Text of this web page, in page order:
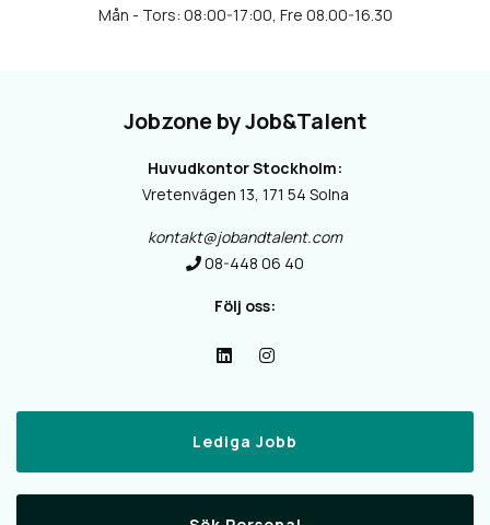
Jobzone by Job&Talent
Huvudkontor Stockholm:
Vretenvägen 13, 171 54 Solna
kontakt@jobandtalent.com
08-448 06 40
Följ oss:
Lediga Jobb